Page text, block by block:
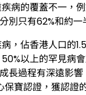
病的覆蓋不一，
別只有62%和約一
，佔香港人口的
以上的罕見病
長過程有深遠影
寶認證，獲認證